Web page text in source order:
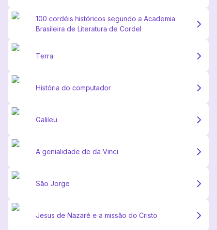
100 cordéis históricos segundo a Academia
Brasileira de Literatura de Cordel
Terra
História do computador
Galileu
A genialidade de da Vinci
São Jorge
Jesus de Nazaré e a missão do Cristo